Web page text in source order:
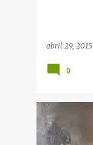
abril 29, 2015
0